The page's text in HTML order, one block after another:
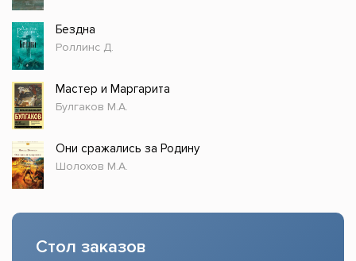
Бездна
Роллинс Д.
Мастер и Маргарита
Булгаков М.А.
Они сражались за Родину
Шолохов М.А.
Стол заказов